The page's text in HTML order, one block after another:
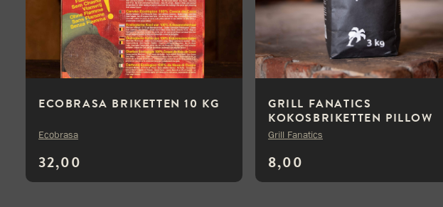
ECOBRASA BRIKETTEN 10 KG
32,00
Ecobrasa
GRILL FANATICS
KOKOSBRIKETTEN PILLOW
SHAPE 3KG
8,00
Grill Fanatics